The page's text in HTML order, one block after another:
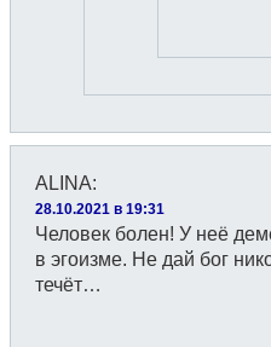
ALINA:
28.10.2021 в 19:31
Человек болен! У неё
в эгоизме. Не дай бог
течёт…